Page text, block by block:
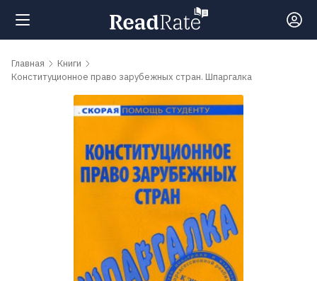
Поиск
обсуждаемые
Главная
Книги
Конституционное право зарубежных стран. Шпаргалка